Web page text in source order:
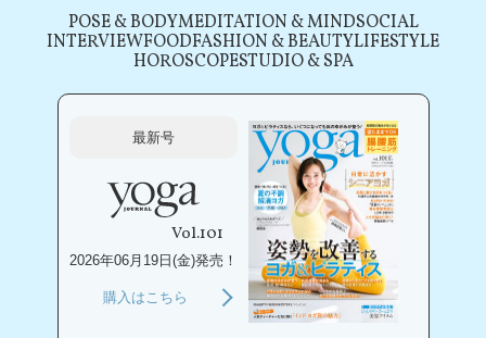
POSE & BODYMEDITATION & MINDSOCIAL
INTERVIEWFOODFASHION & BEAUTYLIFESTYLE
HOROSCOPESTUDIO & SPA
最新号
Vol.101
2026年06月19日(金)発売！
購入はこちら